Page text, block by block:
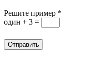
Решите пример *
один + 3 =